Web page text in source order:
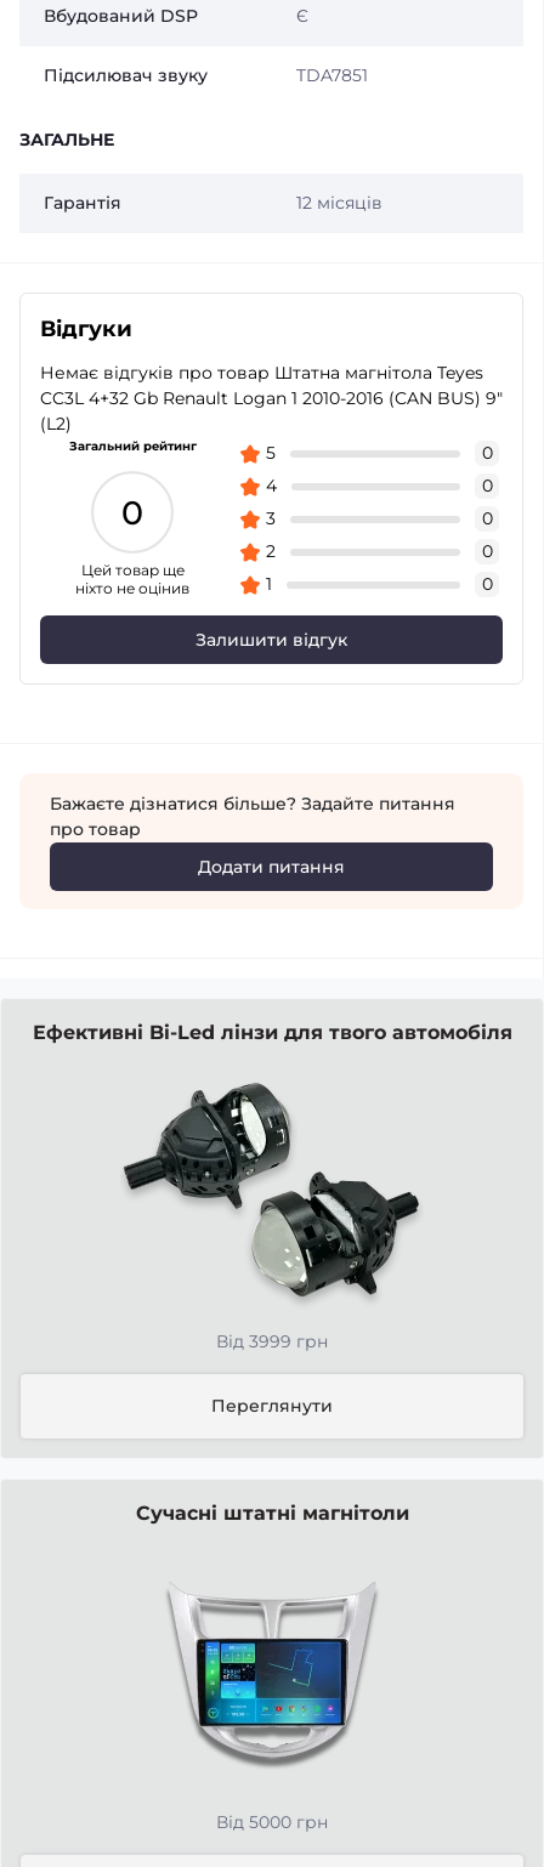
Вбудований DSP Є
Підсилювач звуку TDA7851
ЗАГАЛЬНЕ
Гарантія 12 місяців
Відгуки
Немає відгуків про товар Штатна магнітола Teyes
CC3L 4+32 Gb Renault Logan 1 2010-2016 (CAN BUS) 9"
(L2)
Загальний рейтинг
0
Цей товар ще
ніхто не оцінив
5
0
4
0
3
0
2
0
1
0
Залишити відгук
Бажаєте дізнатися більше? Задайте питання
про товар
Додати питання
Ефективні Bi-Led лінзи для твого автомобіля
Від 3999 грн
Переглянути
Сучасні штатні магнітоли
Від 5000 грн